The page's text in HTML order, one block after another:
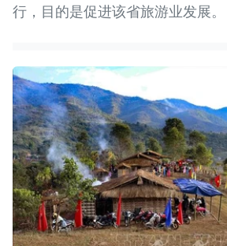
行，目的是促进该省旅游业发展。